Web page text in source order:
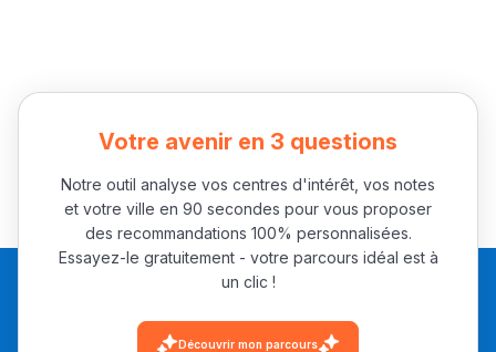
Interviews/Vidéos
+ de 89 Interviews/Vidéos
دليل المهن
Votre avenir en 3 questions
Notre outil analyse vos centres d'intérêt, vos notes
et votre ville en 90 secondes pour vous proposer
des recommandations 100% personnalisées.
Essayez-le gratuitement - votre parcours idéal est à
un clic !
Découvrir mon parcours